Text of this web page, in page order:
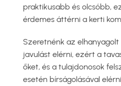
praktikusabb és olcsóbb,
érdemes áttérni a kerti
Szeretnénk az
javulást elérni, ezért a
őket, és a tulajdonosok
esetén bírságolásával